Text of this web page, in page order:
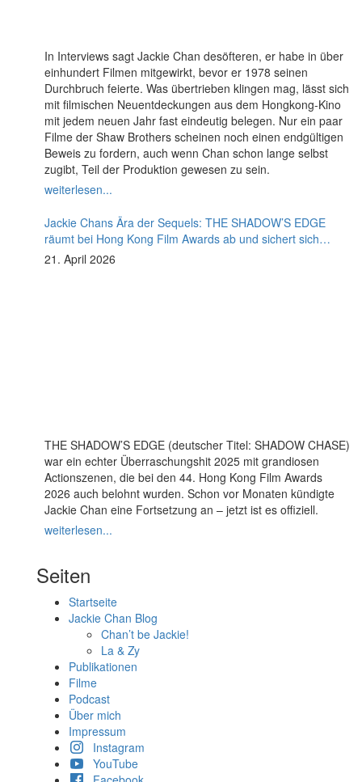
In Interviews sagt Jackie Chan desöfteren, er habe in über
einhundert Filmen mitgewirkt, bevor er 1978 seinen
Durchbruch feierte. Was übertrieben klingen mag, lässt sich
mit filmischen Neuentdeckungen aus dem Hongkong-Kino
mit jedem neuen Jahr fast eindeutig belegen. Nur ein paar
Filme der Shaw Brothers scheinen noch einen endgültigen
Beweis zu fordern, auch wenn Chan schon lange selbst
zugibt, Teil der Produktion gewesen zu sein.
weiterlesen...
Jackie Chans Ära der Sequels: THE SHADOW’S EDGE
räumt bei Hong Kong Film Awards ab und sichert sich
Fortsetzung
21. April 2026
THE SHADOW’S EDGE (deutscher Titel: SHADOW CHASE)
war ein echter Überraschungshit 2025 mit grandiosen
Actionszenen, die bei den 44. Hong Kong Film Awards
2026 auch belohnt wurden. Schon vor Monaten kündigte
Jackie Chan eine Fortsetzung an – jetzt ist es offiziell.
weiterlesen...
Seiten
Startseite
Jackie Chan Blog
Chan’t be Jackie!
La & Zy
Publikationen
Filme
Podcast
Über mich
Impressum
Instagram
YouTube